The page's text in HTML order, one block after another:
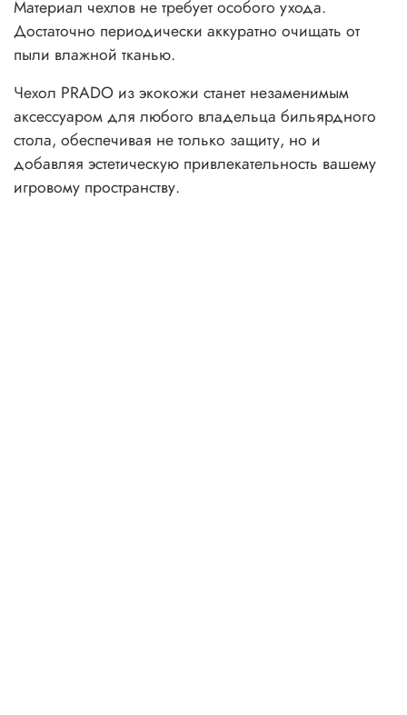
Материал чехлов не требует особого ухода.
Достаточно периодически аккуратно очищать от
пыли влажной тканью.
Чехол PRADO из экокожи станет незаменимым
аксессуаром для любого владельца бильярдного
стола, обеспечивая не только защиту, но и
добавляя эстетическую привлекательность вашему
игровому пространству.